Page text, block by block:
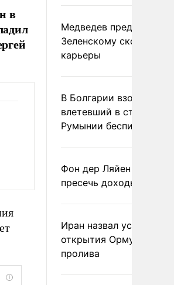
в
Медведев предрек
Зеленскому скорый
карьеры
В Болгарии взорвался
влетевший в страну из
Румынии беспилотник
Фон дер Ляйен
пресечь доходы России
Иран назвал условие
открытия Ормузского
пролива